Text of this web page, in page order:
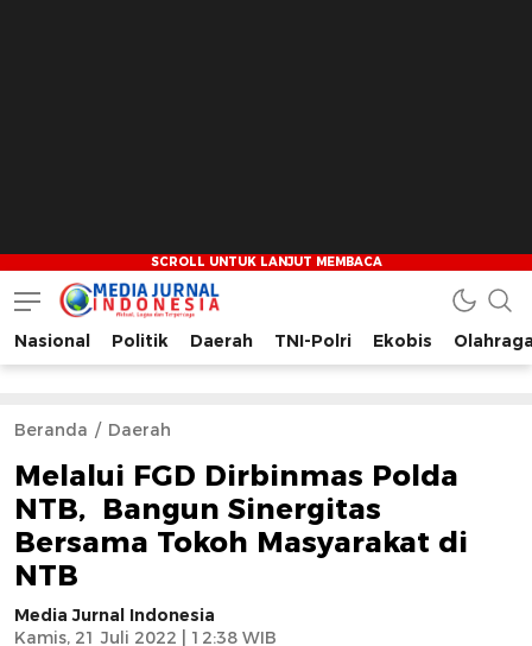
Media Jurnal Indonesia
Bersama Membangun Indonesia
Nasional Politik Daerah TNI-Polri Ekobis
Beranda Daerah
Melalui FGD Dirbinmas Polda
NTB, Bangun Sinergitas
Bersama Tokoh Masyarakat di
NTB
Media Jurnal Indonesia
Kamis, 21 Juli 2022 | 12:38 WIB